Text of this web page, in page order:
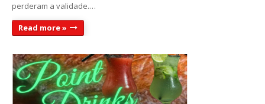
perderam a validade.…
Read more »